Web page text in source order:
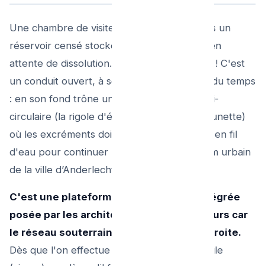
Une chambre de visite (ou regard) n'est pas un
réservoir censé stocker "de l'eau puante" en
attente de dissolution. Absolument l’inverse ! C'est
un conduit ouvert, à sec la quasi intégralité du temps
: en son fond trône un "profil" cimenté demi-
circulaire (la rigole d'écoulement appelée cunette)
où les excréments doivent passer et glisser en fil
d'eau pour continuer la route sous macadam urbain
de la ville d’Anderlecht à Schaerbeek.
C'est une plateforme d'intervention intégrée
posée par les architectes de constructeurs car
le réseau souterrain n'est pas en ligne droite.
Dès que l'on effectue un changement d'angle